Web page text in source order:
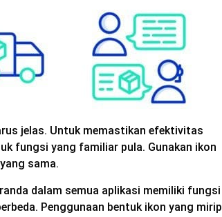
jelas. Untuk memastikan efektivitas
fungsi yang familiar pula. Gunakan ikon
sama.
dalam semua aplikasi memiliki fungsi
Penggunaan bentuk ikon yang mirip